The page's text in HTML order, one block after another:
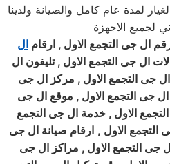
الغيار لمدة عام كامل والصيانة ولدينا
لجميع الاجهزة
رقمال جى التجمع الاول , ارقام ال
ال جى التجمع الاول , تليفون ال
ال جى التجمع الاول , مركز ال جى
ال جى التجمع الاول , موقعال جى
التجمع الاول , خدمةال جى التجمع
التجمع الاول , ارقام صيانة ال جى
جى التجمع الاول , مراكز ال جى